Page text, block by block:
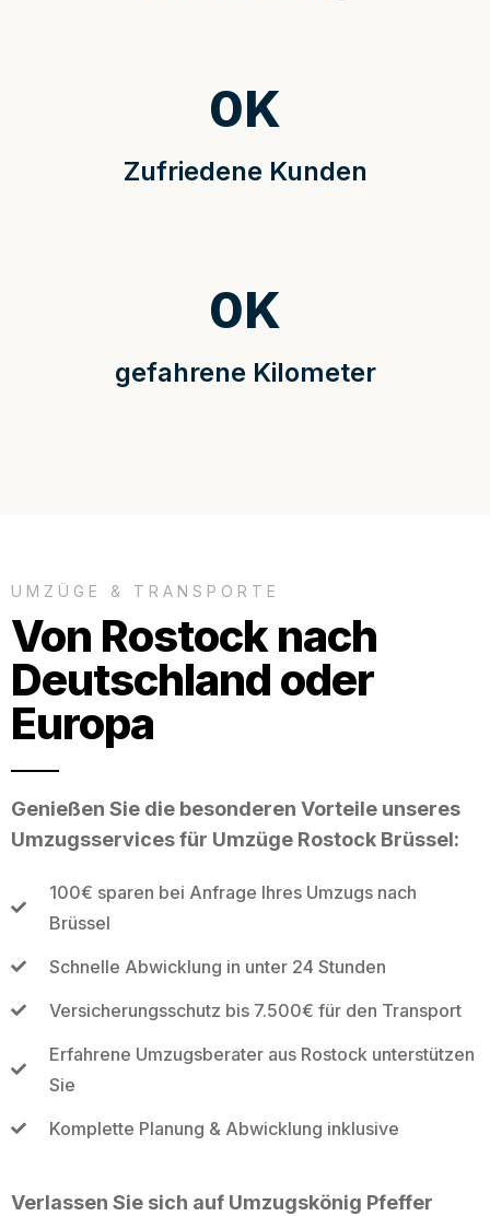
Zufriedene Kunden
0K
gefahrene Kilometer
0K
UMZÜGE & TRANSPORTE
Von Rostock nach
Deutschland oder
Europa
Genießen Sie die besonderen Vorteile unseres
Umzugsservices für Umzüge Rostock Brüssel:
100€ sparen bei Anfrage Ihres Umzugs nach
Brüssel
Schnelle Abwicklung in unter 24 Stunden
Versicherungsschutz bis 7.500€ für den Transport
Erfahrene Umzugsberater aus Rostock unterstützen
Sie
Komplette Planung & Abwicklung inklusive
Verlassen Sie sich auf Umzugskönig Pfeffer